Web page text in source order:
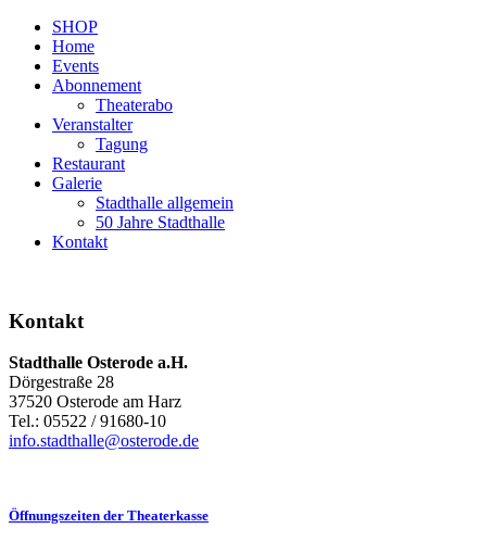
SHOP
Home
Events
Abonnement
Theaterabo
Veranstalter
Tagung
Restaurant
Galerie
Stadthalle allgemein
50 Jahre Stadthalle
Kontakt
Kontakt
Stadthalle Osterode a.H.
Dörgestraße 28
37520 Osterode am Harz
Tel.: 05522 / 91680-10
info.stadthalle@osterode.de
Öffnungszeiten der Theaterkasse